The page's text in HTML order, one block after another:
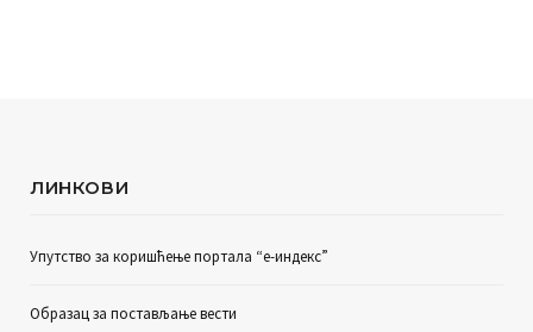
ЛИНКОВИ
Упутство за коришћење портала “е-индекс”
Образац за постављање вести